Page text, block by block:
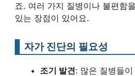
죠. 여러 가지 질병이나 불편함
있는 장점이 있어요.
자가 진단의 필요성
조기 발견: 많은 질병들